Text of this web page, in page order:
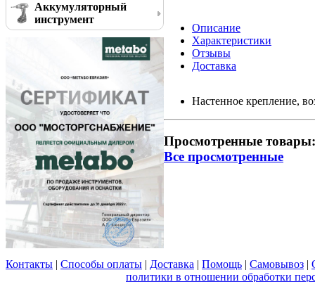
Аккумуляторный
инструмент
Описание
Характеристики
Отзывы
Доставка
Настенное крепление,
Просмотренные товары:
Все просмотренные
Контакты | Способы оплаты | Доставка | Помощь | Самовывоз |
политики в отношении обработки